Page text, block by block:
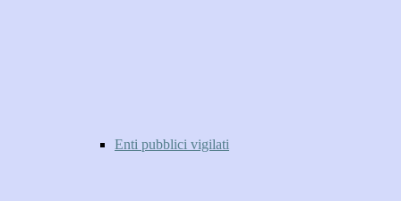
Enti pubblici vigilati